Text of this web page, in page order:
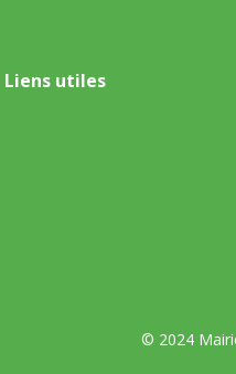
Liens utiles
© 2024